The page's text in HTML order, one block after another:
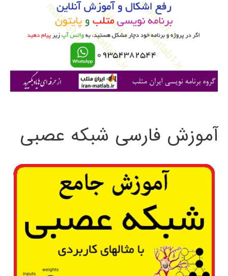
ی
آموزش فارسی شبکه عصبی